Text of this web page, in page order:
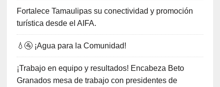
Fortalece Tamaulipas su conectividad y promoción
turística desde el AIFA.
💧🚰 ¡Agua para la Comunidad!
¡Trabajo en equipo y resultados! Encabeza Beto
Granados mesa de trabajo con presidentes de